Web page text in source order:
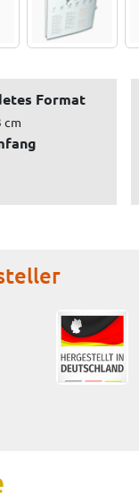
Format
cm